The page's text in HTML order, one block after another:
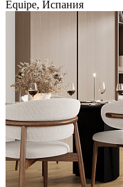
Equipe, Испания